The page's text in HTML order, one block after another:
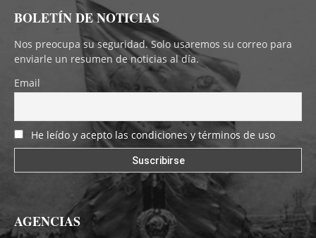
BOLETÍN DE NOTICIAS
Nos preocupa su seguridad. Solo usaremos su correo para
enviarle un resumen de noticias al día.
Email
He leído y acepto las condiciones y términos de uso
AGENCIAS